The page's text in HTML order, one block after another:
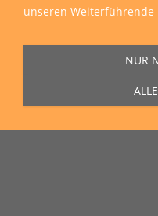
unseren Weiterführende
NUR